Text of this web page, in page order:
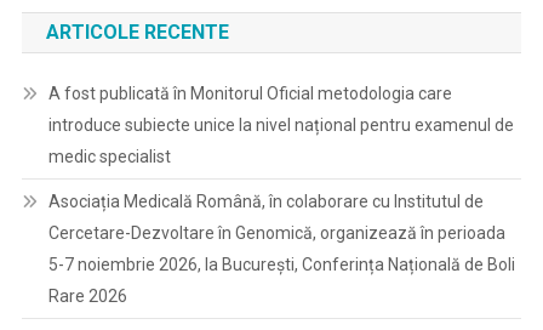
ARTICOLE RECENTE
A fost publicată în Monitorul Oficial metodologia care
introduce subiecte unice la nivel național pentru examenul de
medic specialist
Asociația Medicală Română, în colaborare cu Institutul de
Cercetare-Dezvoltare în Genomică, organizează în perioada
5-7 noiembrie 2026, la București, Conferința Națională de Boli
Rare 2026